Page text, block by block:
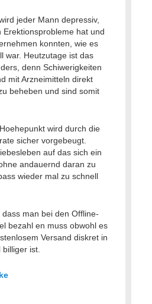
jeder Mann depressiv,
Erektionsprobleme hat und
konnten, wie es
war. Heutzutage ist das
denn Schiwerigkeiten
mit Arzneimitteln direkt
beheben und sind somit
wird durch die
sicher vorgebeugt.
auf das sich ein
andauernd daran zu
wieder mal zu schnell
man bei den Offline-
bezahl en muss obwohl es
Versand diskret in
ist.